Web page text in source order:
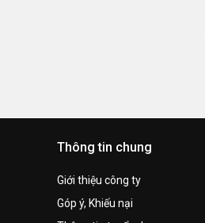
Thông tin chung
Giới thiệu công ty
Góp ý, Khiếu nại